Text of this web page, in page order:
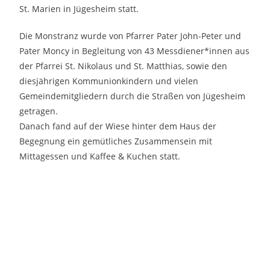
St. Marien in Jügesheim statt.
Die Monstranz wurde von Pfarrer Pater John-Peter und
Pater Moncy in Begleitung von 43 Messdiener*innen aus
der Pfarrei St. Nikolaus und St. Matthias, sowie den
diesjährigen Kommunionkindern und vielen
Gemeindemitgliedern durch die Straßen von Jügesheim
getragen.
Danach fand auf der Wiese hinter dem Haus der
Begegnung ein gemütliches Zusammensein mit
Mittagessen und Kaffee & Kuchen statt.